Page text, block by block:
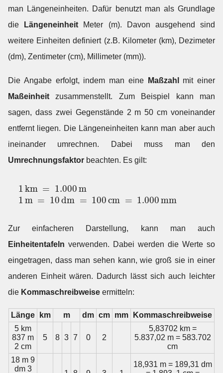
man Längeneinheiten. Dafür benutzt man als Grundlage
die
Längeneinheit Meter (m). Davon ausgehend sind
weitere Einheiten definiert (z.B. Kilometer (km), Dezimeter
(dm), Zentimeter (cm), Millimeter (mm)).
Die Angabe erfolgt, indem man eine Maßzahl
mit einer
Maßeinheit zusammenstellt. Zum Beispiel kann man
sagen, dass zwei Gegenstände 2 m 50 cm voneinander
entfernt liegen. Die Längeneinheiten kann man aber auch
ineinander umrechnen. Dabei muss man den
Umrechnungsfaktor beachten. Es gilt:
1 km = 1.000m
1 m = 10dm = 100cm = 1.000 mm
1 1.000m
Zur einfacheren Darstellung, kann man auch
Einheitentafeln verwenden. Dabei werden die Werte so
eingetragen, dass man sehen kann, wie groß sie in einer
anderen Einheit wären. Dadurch lässt sich auch leichter
die Kommaschreibweise ermitteln:
Länge km m dm cm mm
Kommaschreibweise
5 km
837 m
2 cm
5 8 3 7 0 2
5,83702 km =
5.837,02 m = 583.702
cm
18 m 9
dm 3
18,931 m = 189,31 dm